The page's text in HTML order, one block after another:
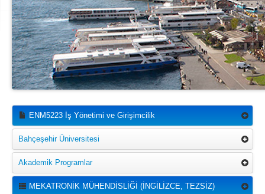
ENM5223 İş Yönetimi ve Girişimcilik
Bahçeşehir Üniversitesi
Akademik Programlar
MEKATRONİK MÜHENDİSLİĞİ (İNGİLİZCE, TEZSİZ)